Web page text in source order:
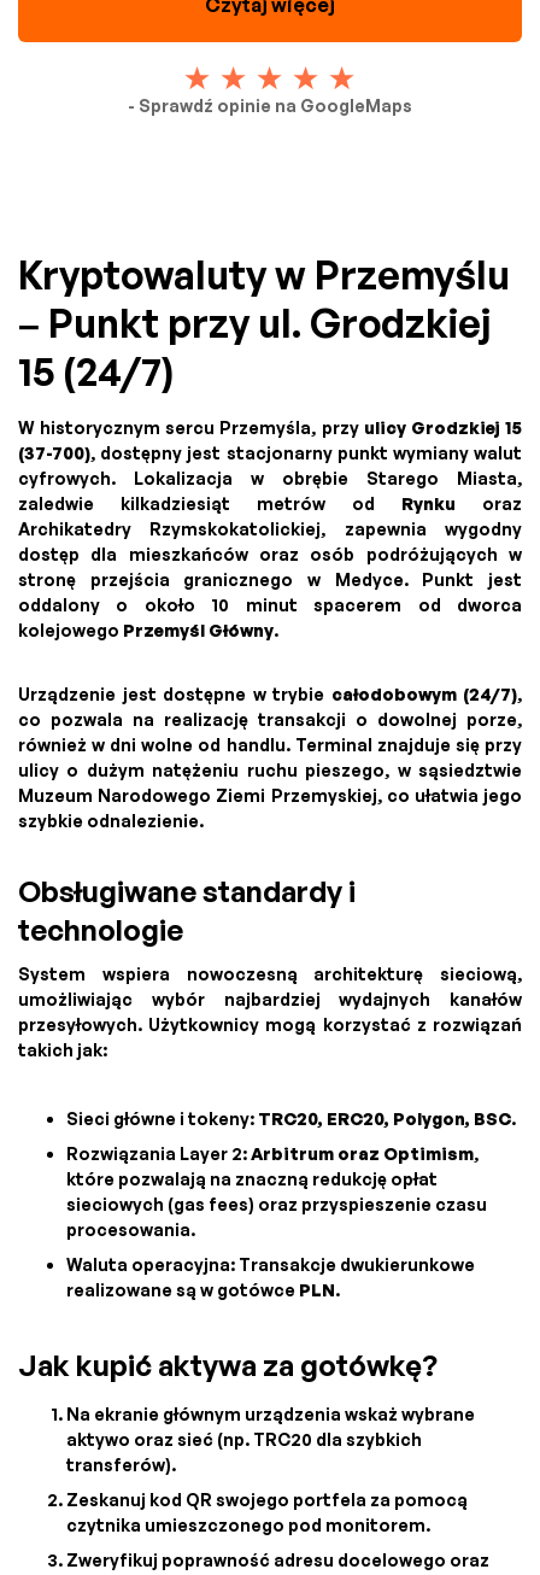
- Sprawdź opinie na GoogleMaps
Kryptowaluty w Przemyślu
– Punkt przy ul. Grodzkiej
15 (24/7)
W historycznym sercu Przemyśla, przy ulicy Grodzkiej 15
(37-700), dostępny jest stacjonarny punkt wymiany walut
cyfrowych. Lokalizacja w obrębie Starego Miasta,
zaledwie kilkadziesiąt metrów od Rynku oraz
Archikatedry Rzymskokatolickiej, zapewnia wygodny
dostęp dla mieszkańców oraz osób podróżujących w
stronę przejścia granicznego w Medyce. Punkt jest
oddalony o około 10 minut spacerem od dworca
kolejowego Przemyśl Główny.
Urządzenie jest dostępne w trybie całodobowym (24/7),
co pozwala na realizację transakcji o dowolnej porze,
również w dni wolne od handlu. Terminal znajduje się przy
ulicy o dużym natężeniu ruchu pieszego, w sąsiedztwie
Muzeum Narodowego Ziemi Przemyskiej, co ułatwia jego
szybkie odnalezienie.
Obsługiwane standardy i
technologie
System wspiera nowoczesną architekturę sieciową,
umożliwiając wybór najbardziej wydajnych kanałów
przesyłowych. Użytkownicy mogą korzystać z rozwiązań
takich jak:
Sieci główne i tokeny: TRC20, ERC20, Polygon, BSC.
Rozwiązania Layer 2:Arbitrum oraz Optimism,
które pozwalają na znaczną redukcję opłat
sieciowych (gas fees) oraz przyspieszenie czasu
procesowania.
Waluta operacyjna: Transakcje dwukierunkowe
realizowane są w gotówce PLN.
Jak kupić aktywa za gotówkę?
Na ekranie głównym urządzenia wskaż wybrane
aktywo oraz sieć (np. TRC20 dla szybkich
transferów).
Zeskanuj kod QR swojego portfela za pomocą
czytnika umieszczonego pod monitorem.
Zweryfikuj poprawność adresu docelowego oraz